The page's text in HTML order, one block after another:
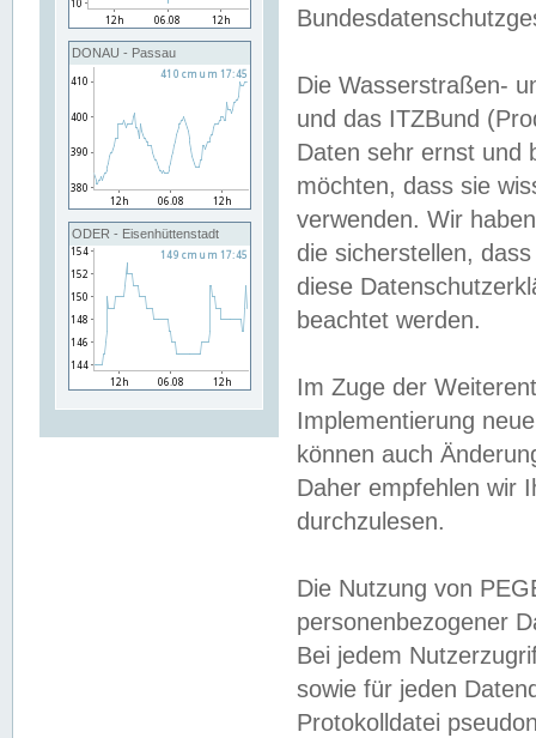
DONAU - Passau
ODER - Eisenhüttenstadt
Die Wasserstraßen-
und das ITZBund
Daten sehr ernst und
möchten, dass sie
verwenden. Wir
die sicherstellen,
diese
beachtet werden.
Im Zuge der
Implementierung
können auch
Daher empfehlen wir
durchzulesen.
Die Nutzung von
personenbezogener
Bei jedem
sowie für jeden
Protokolldatei